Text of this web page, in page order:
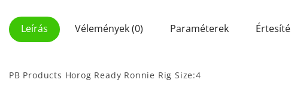
Leírás Vélemények (0) Paraméterek
PB Products Horog Ready Ronnie Rig Size:4